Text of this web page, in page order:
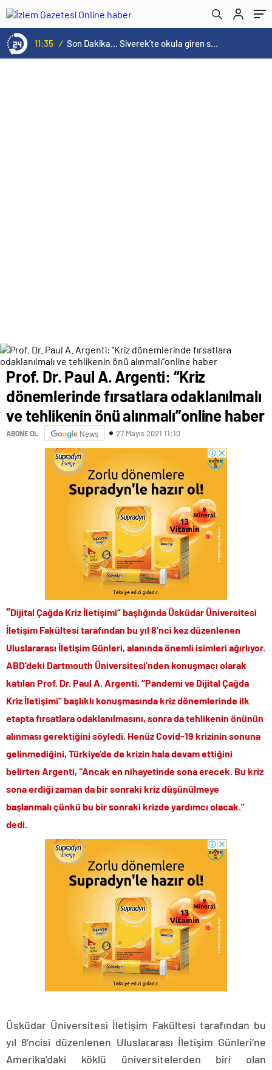
11:35 / Son Dakika… Siverek’te okula giren saldırgan ateş açtı! Yaralılar var
Prof. Dr. Paul A. Argenti: “Kriz
dönemlerinde fırsatlara odaklanılmalı
ve tehlikenin önü alınmalı”online haber
ABONE OL News 27 Mayıs 2021 11:10
“Dijital Çağda Kriz İletişimi” başlığında Üsküdar Üniversitesi
İletişim Fakültesi tarafından bu yıl 8’nci kez düzenlenen
Uluslararası İletişim Günleri, alanında önemli isimleri ağırlıyor.
ABD’deki Dartmouth Üniversitesi’nden konuşmacı olarak
katılan Prof. Dr. Paul A. Argenti, “Pandemi ve Dijital Çağda
Kriz İletişimi” başlıklı konuşmasında kriz dönemlerinde ilk
etapta fırsatlara odaklanılmasını, sonra da tehlikenin önünün
alınması gerektiğini söyledi. Henüz Covid-19 krizinin sonuna
gelinmediğini, Türkiye'de de krizin hala devam ettiğini
belirten Argenti, “Ancak en nihayetinde sona erecek. Bu kriz
sona erdiği zaman da bir sonraki kriz düşünülmeye
başlanmalı çünkü bu bir sonraki krizde yardımcı olacak.”
dedi.
Üsküdar Üniversitesi İletişim Fakültesi tarafından bu
yıl 8’ncisi düzenlenen Uluslararası İletişim Günleri’ne
Amerika’daki köklü üniversitelerden biri olan